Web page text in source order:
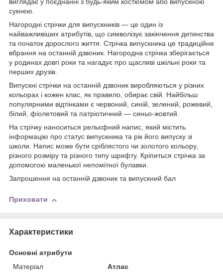
виглядає у поєднанні з будь-яким костюмом або випускною
сукнею.
Нагородні стрічки для випускників — це один із
найважливіших атрибутів, що символізує закінчення дитинства
та початок дорослого життя. Стрічка випускника це традиційне
вбрання на останній дзвоник. Нагородна стрічка зберігається
у родинах довгі роки та нагадує про щасливі шкільні роки та
перших друзів.
Випускні стрічки на останній дзвоник виробляються у різних
кольорах і кожен клас, як правило, обирає свій. Найбільш
популярними відтінками є червоний, синій, зелений, рожевий,
білий, фіолетовий та патріотичний — синьо-жовтий.
На стрічку наноситься рельєфний напис, який містить
інформацію про статус випускника та рік його випуску зі
школи. Напис може бути сріблястого чи золотого кольору,
різного розміру та різного типу шрифту. Кріпиться стрічка за
допомогою маленької непомітної булавки.
Запрошення на останній дзвоник та випускний бал
Приховати
Характеристики
Основні атрибути
Матеріал
Атлас